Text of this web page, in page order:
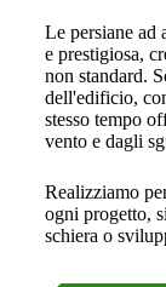
Le persiane ad
e prestigiosa,
non standard.
dell'edificio,
stesso tempo
vento e dagli
Realizziamo
ogni progetto,
schiera o